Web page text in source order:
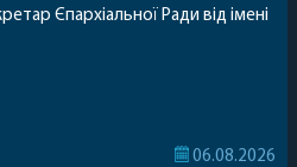
Єпархіальної Ради від імені
06.08.2026